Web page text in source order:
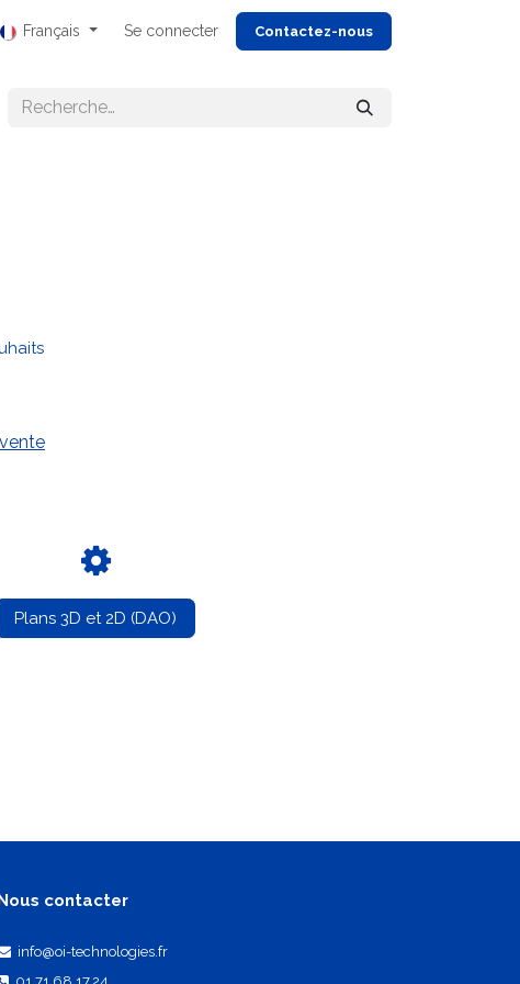
Français Se connecter Contactez-nous
Plans 3D et 2D (DAO)
contacter
info@oi-technologies.fr